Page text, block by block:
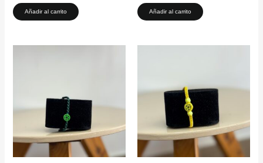
Añadir al carrito Añadir al carrito